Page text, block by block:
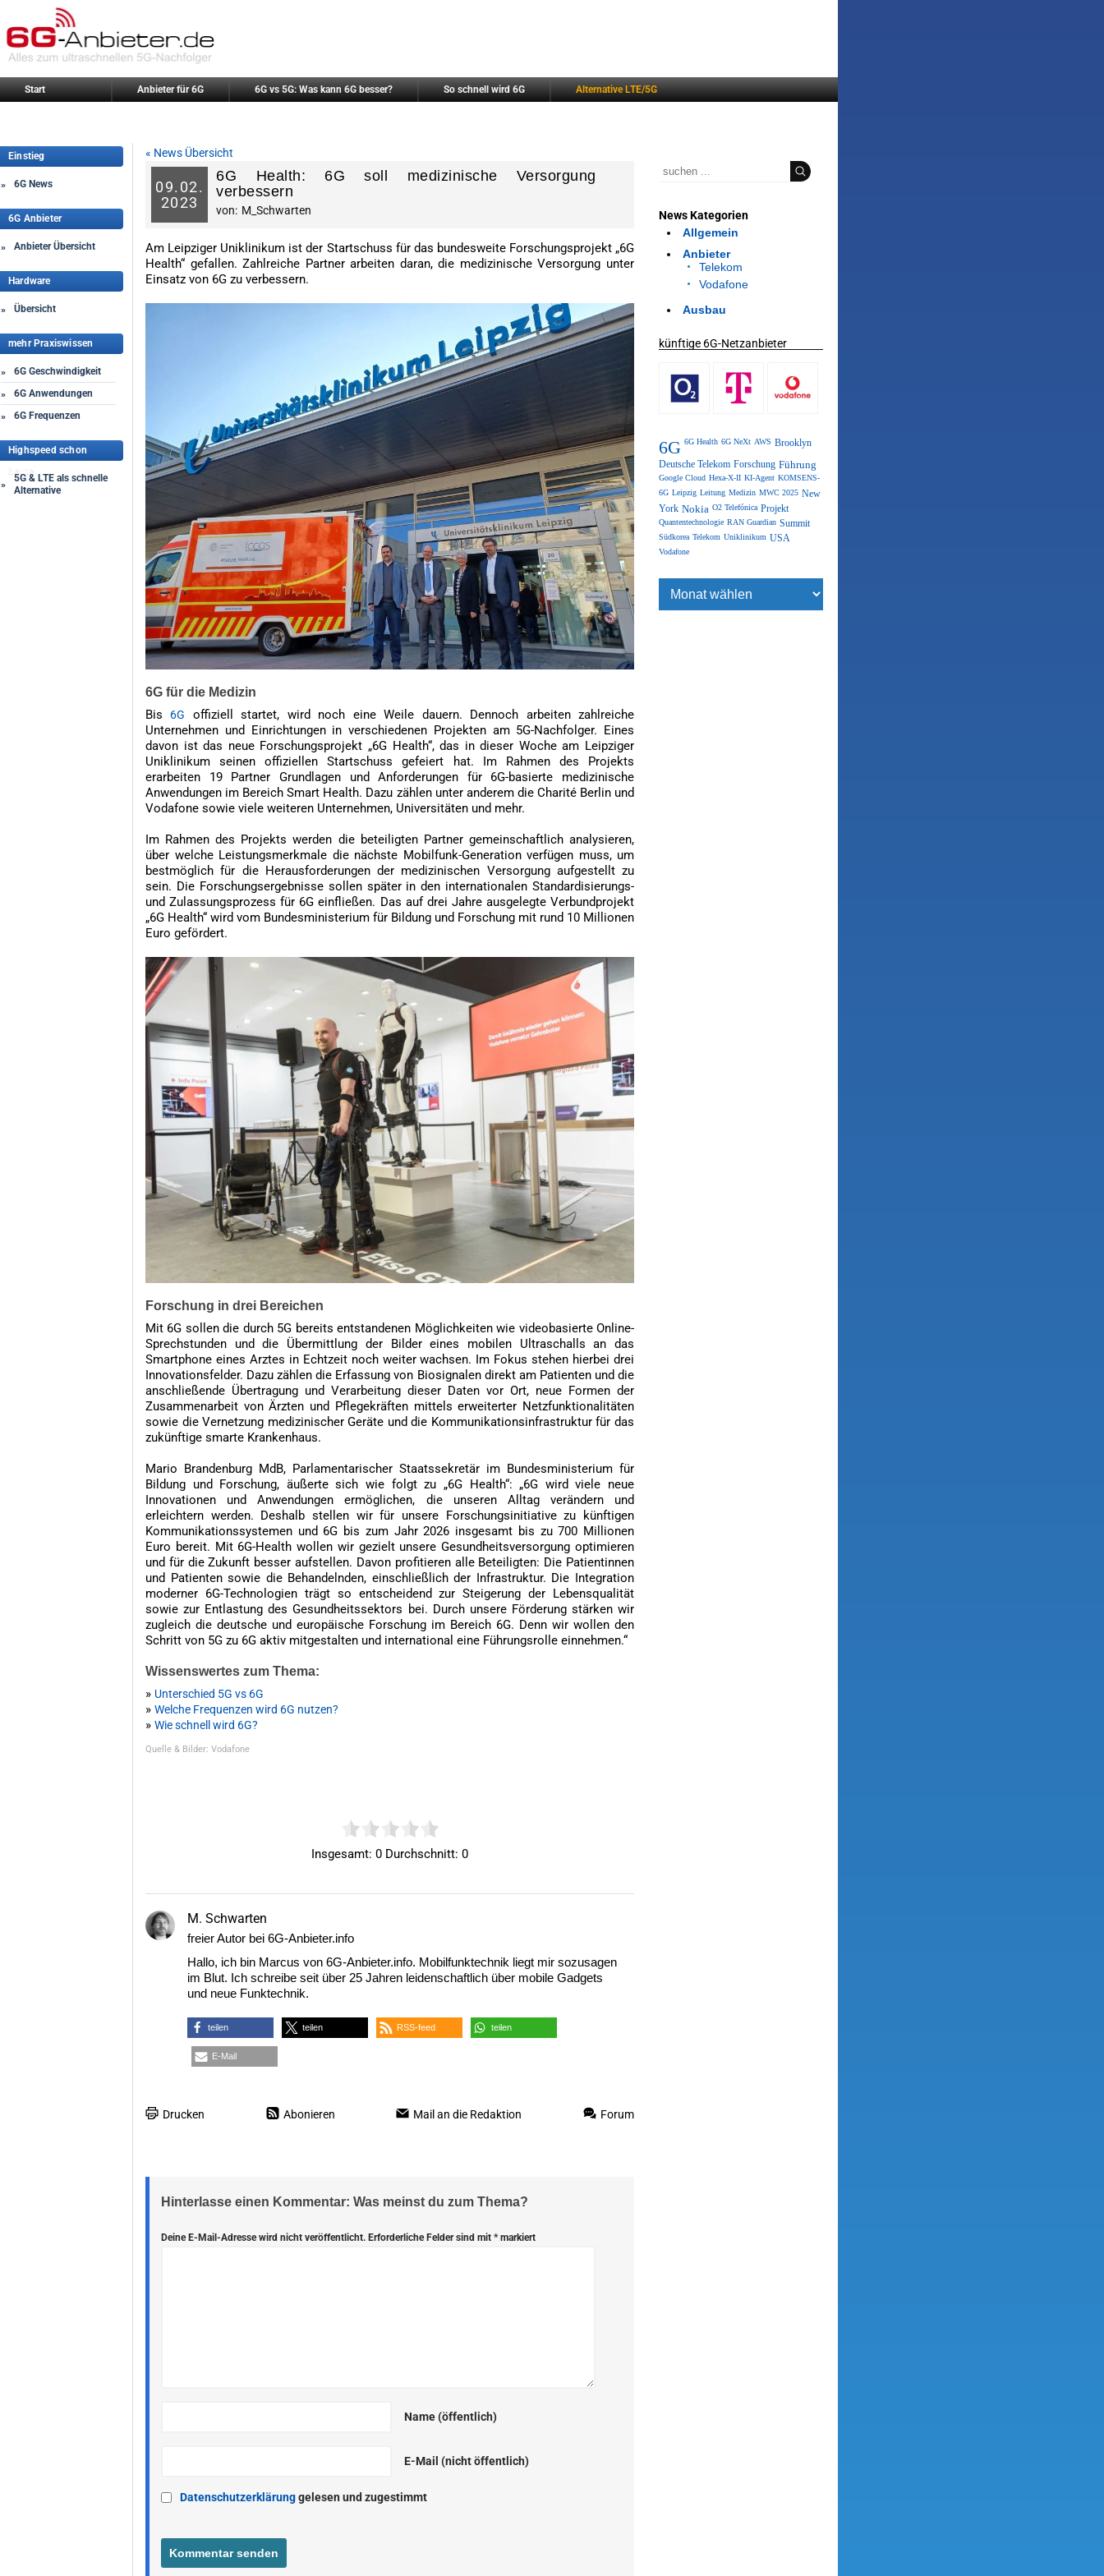
Start Anbieter für 6G 6G vs 5G: Was kann 6G besser? So schnell wird 6G Alternative LTE/5G
Einstieg
» 6G News
6G Anbieter
» Anbieter Übersicht
Hardware
» Übersicht
mehr Praxiswissen
»
6G Geschwindigkeit
»
6G Anwendungen
»
6G Frequenzen
Highspeed schon
heute
»
5G & LTE als schnelle
Alternative
« News Übersicht
09. 02.
2023
6G Health: 6G soll medizinische Versorgung
verbessern
von: M_Schwarten
Am Leipziger Uniklinikum ist der Startschuss für das bundesweite Forschungsprojekt „6G
Health“ gefallen. Zahlreiche Partner arbeiten daran, die medizinische Versorgung unter
Einsatz von 6G zu verbessern.
6G für die Medizin
Bis 6G
offiziell startet, wird noch eine Weile dauern. Dennoch arbeiten zahlreiche
Unternehmen und Einrichtungen in verschiedenen Projekten am 5G-Nachfolger. Eines
davon ist das neue Forschungsprojekt „6G Health“, das in dieser Woche am Leipziger
Uniklinikum seinen offiziellen Startschuss gefeiert hat. Im Rahmen des Projekts
erarbeiten 19 Partner Grundlagen und Anforderungen für 6G-basierte medizinische
Anwendungen im Bereich Smart Health. Dazu zählen unter anderem die Charité Berlin und
Vodafone sowie viele weiteren Unternehmen, Universitäten und mehr.
Im Rahmen des Projekts werden die beteiligten Partner gemeinschaftlich analysieren,
über welche Leistungsmerkmale die nächste Mobilfunk-Generation verfügen muss, um
bestmöglich für die Herausforderungen der medizinischen Versorgung aufgestellt zu
sein. Die Forschungsergebnisse sollen später in den internationalen Standardisierungs-
und Zulassungsprozess für 6G einfließen. Das auf drei Jahre ausgelegte Verbundprojekt
„6G Health“ wird vom Bundesministerium für Bildung und Forschung mit rund 10 Millionen
Euro gefördert.
Forschung in drei Bereichen
Mit 6G sollen die durch 5G bereits entstandenen Möglichkeiten wie videobasierte Online-
Sprechstunden und die Übermittlung der Bilder eines mobilen Ultraschalls an das
Smartphone eines Arztes in Echtzeit noch weiter wachsen. Im Fokus stehen hierbei drei
Innovationsfelder. Dazu zählen die Erfassung von Biosignalen direkt am Patienten und die
anschließende Übertragung und Verarbeitung dieser Daten vor Ort, neue Formen der
Zusammenarbeit von Ärzten und Pflegekräften mittels erweiterter Netzfunktionalitäten
sowie die Vernetzung medizinischer Geräte und die Kommunikationsinfrastruktur für das
zukünftige smarte Krankenhaus.
Mario Brandenburg MdB, Parlamentarischer Staatssekretär im Bundesministerium für
Bildung und Forschung, äußerte sich wie folgt zu „6G Health“: „6G wird viele neue
Innovationen und Anwendungen ermöglichen, die unseren Alltag verändern und
erleichtern werden. Deshalb stellen wir für unsere Forschungsinitiative zu künftigen
Kommunikationssystemen und 6G bis zum Jahr 2026 insgesamt bis zu 700 Millionen
Euro bereit. Mit 6G-Health wollen wir gezielt unsere Gesundheitsversorgung optimieren
und für die Zukunft besser aufstellen. Davon profitieren alle Beteiligten: Die Patientinnen
und Patienten sowie die Behandelnden, einschließlich der Infrastruktur. Die Integration
moderner 6G-Technologien trägt so entscheidend zur Steigerung der Lebensqualität
sowie zur Entlastung des Gesundheitssektors bei. Durch unsere Förderung stärken wir
zugleich die deutsche und europäische Forschung im Bereich 6G. Denn wir wollen den
Schritt von 5G zu 6G aktiv mitgestalten und international eine Führungsrolle einnehmen.“
Wissenswertes zum Thema:
» Unterschied 5G vs 6G
» Welche Frequenzen wird 6G nutzen?
» Wie schnell wird 6G?
Quelle & Bilder: Vodafone
Insgesamt: 0 Durchschnitt: 0
M. Schwarten
freier Autor bei 6G-Anbieter.info
Hallo, ich bin Marcus von 6G-Anbieter.info. Mobilfunktechnik liegt mir sozusagen
im Blut. Ich schreibe seit über 25 Jahren leidenschaftlich über mobile Gadgets
und neue Funktechnik.
teilen teilen RSS-feed teilen
E-Mail
Drucken Abonieren Mail an die Redaktion Forum
Hinterlasse einen Kommentar: Was meinst du zum Thema?
Deine E-Mail-Adresse wird nicht veröffentlicht. Erforderliche Felder sind mit *markiert
Name (öffentlich)
E-Mail (nicht öffentlich)
Datenschutzerklärunggelesen und zugestimmt
News Kategorien
Allgemein
Anbieter
Telekom
Vodafone
Ausbau
künftige 6G-Netzanbieter
6G 6G Health 6G NeXt AWS Brooklyn
Deutsche Telekom Forschung Führung
Google Cloud Hexa-X-II KI-Agent KOMSENS-
6G Leipzig Leitung Medizin MWC 2025 New
York Nokia O2 Telefónica Projekt
Quantentechnologie RAN Guardian Summit
Südkorea Telekom Uniklinikum USA
Vodafone